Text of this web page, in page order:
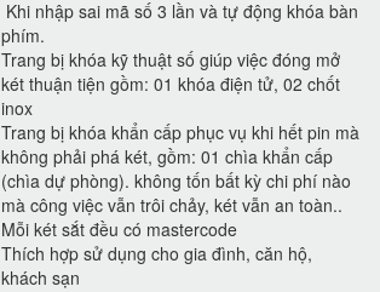
Khi nhập sai mã số 3 lần và tự động khóa bàn
phím.
Trang bị khóa kỹ thuật số giúp việc đóng mở
két thuận tiện gồm: 01 khóa điện tử, 02 chốt
inox
Trang bị khóa khẩn cấp phục vụ khi hết pin mà
không phải phá két, gồm: 01 chìa khẩn cấp
(chìa dự phòng). không tốn bất kỳ chi phí nào
mà công việc vẫn trôi chảy, két vẫn an toàn..
Mỗi két sắt đều có mastercode
Thích hợp sử dụng cho gia đình, căn hộ,
khách sạn